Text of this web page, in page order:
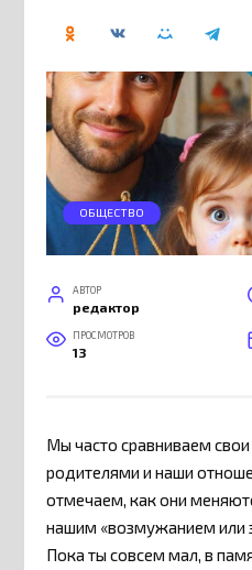
ОБЩЕСТВО
АВТОР
редактор
ПРОСМОТРОВ
13
Мы часто сравниваем
родителями и наши
отмечаем, как они
нашим «возмужанием или
Пока ты совсем мал, в